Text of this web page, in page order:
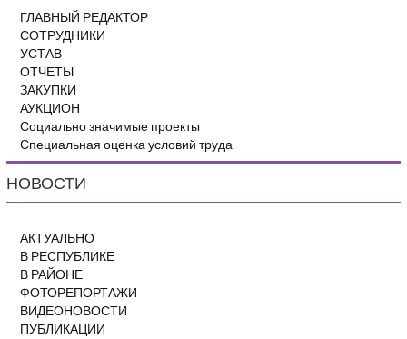
ГЛАВНЫЙ РЕДАКТОР
СОТРУДНИКИ
УСТАВ
ОТЧЕТЫ
ЗАКУПКИ
АУКЦИОН
Социально значимые проекты
Специальная оценка условий труда
НОВОСТИ
АКТУАЛЬНО
В РЕСПУБЛИКЕ
В РАЙОНЕ
ФОТОРЕПОРТАЖИ
ВИДЕОНОВОСТИ
ПУБЛИКАЦИИ